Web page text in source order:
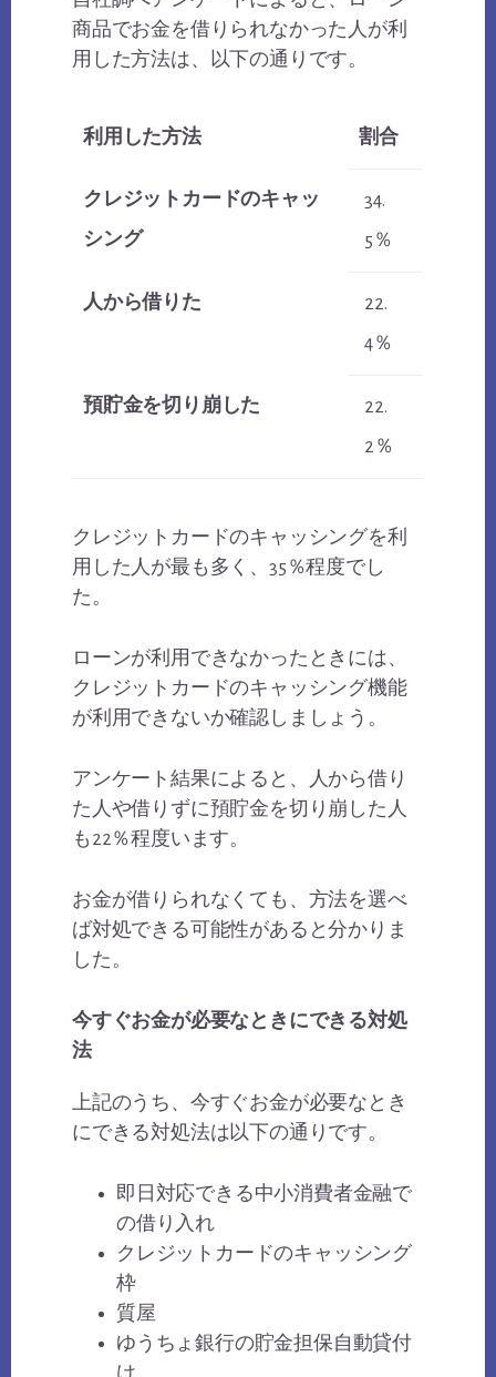
商品でお金を借りられなかった人が利
用した方法は、以下の通りです。
利用した方法 割合
クレジットカードのキャッ
シング
34.
5％
人から借りた
22.
4％
預貯金を切り崩した
22.
2％
クレジットカードのキャッシングを利
用した人が最も多く、35％程度でし
た。
ローンが利用できなかったときには、
クレジットカードのキャッシング機能
が利用できないか確認しましょう。
アンケート結果によると、人から借り
た人や借りずに預貯金を切り崩した人
も22％程度います。
お金が借りられなくても、方法を選べ
ば対処できる可能性があると分かりま
した。
今すぐお金が必要なときにできる対処
法
上記のうち、今すぐお金が必要なとき
にできる対処法は以下の通りです。
即日対応できる中小消費者金融で
の借り入れ
クレジットカードのキャッシング
枠
質屋
ゆうちょ銀行の貯金担保自動貸付